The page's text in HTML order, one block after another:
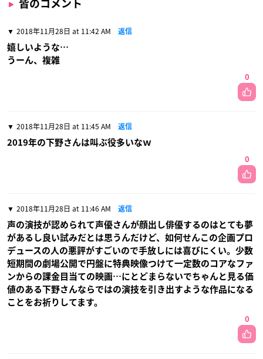
皆のコメント
2018年11月28日 at 11:42 AM 返信
嬉しいような…
うーん、複雑
0
2018年11月28日 at 11:45 AM 返信
2019年の下野さんは叫ぶ役多いなｗ
0
2018年11月28日 at 11:46 AM 返信
声の演技が認められて声優さんが顔出し俳優するのはとても夢
があるし良い試みだとは思うんだけど、如何せんこの企画プロ
デュースの人の悪評がすごいので手放しには喜びにくい。少数
短期間の劇場公開で円盤に特典映像つけて一定数のコアなファ
ンからの課金目当ての映画…にとどまらないでちゃんと見る価
値のある下野さんならではの演技を引き出すような作品になる
ことをお祈りしてます。
0